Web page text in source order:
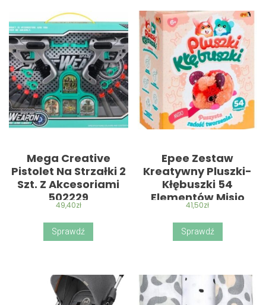
Mega Creative
Pistolet Na Strzałki 2
Szt. Z Akcesoriami
502229
49,40zł
Sprawdź
Epee Zestaw
Kreatywny Pluszki-
Kłębuszki 54
Elementów Misio
41,50zł
Sprawdź